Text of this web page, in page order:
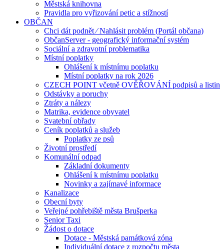
Městská knihovna
Pravidla pro vyřizování petic a stížností
OBČAN
Chci dát podnět ⁄ Nahlásit problém (Portál občana)
ObčanServer - geografický informační systém
Sociální a zdravotní problematika
Místní poplatky
Ohlášení k místnímu poplatku
Místní poplatky na rok 2026
CZECH POINT včetně OVĚŘOVÁNÍ podpisů a listin
Odstávky a poruchy
Ztráty a nálezy
Matrika, evidence obyvatel
Svatební obřady
Ceník poplatků a služeb
Poplatky ze psů
Životní prostředí
Komunální odpad
Základní dokumenty
Ohlášení k místnímu poplatku
Novinky a zajímavé informace
Kanalizace
Obecní byty
Veřejné pohřebiště města Brušperka
Senior Taxi
Žádost o dotace
Dotace - Městská památková zóna
Individuální dotace z rozpočtu města